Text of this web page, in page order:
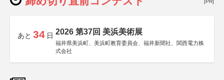
[PR]
あと 34 日 2026 第37回 美浜美術展
福井県美浜町、美浜町教育委員会、福井新聞社、関西電力株
式会社